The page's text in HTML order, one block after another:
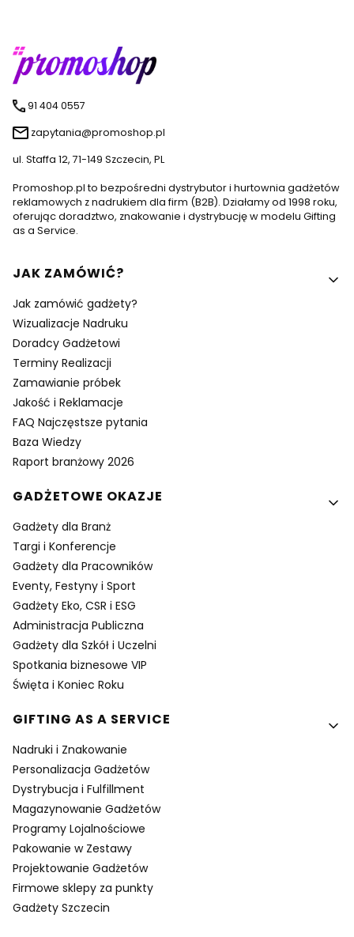
91 404 0557
zapytania@promoshop.pl
ul. Staffa 12, 71-149 Szczecin, PL
Promoshop.pl to bezpośredni dystrybutor i hurtownia gadżetów
reklamowych z nadrukiem dla firm (B2B). Działamy od 1998 roku,
oferując doradztwo, znakowanie i dystrybucję w modelu Gifting
as a Service.
Linki w stopce
JAK ZAMÓWIĆ?
Jak zamówić gadżety?
Wizualizacje Nadruku
Doradcy Gadżetowi
Terminy Realizacji
Zamawianie próbek
Jakość i Reklamacje
FAQ Najczęstsze pytania
Baza Wiedzy
Raport branżowy 2026
GADŻETOWE OKAZJE
Gadżety dla Branż
Targi i Konferencje
Gadżety dla Pracowników
Eventy, Festyny i Sport
Gadżety Eko, CSR i ESG
Administracja Publiczna
Gadżety dla Szkół i Uczelni
Spotkania biznesowe VIP
Święta i Koniec Roku
GIFTING AS A SERVICE
Nadruki i Znakowanie
Personalizacja Gadżetów
Dystrybucja i Fulfillment
Magazynowanie Gadżetów
Programy Lojalnościowe
Pakowanie w Zestawy
Projektowanie Gadżetów
Firmowe sklepy za punkty
Gadżety Szczecin